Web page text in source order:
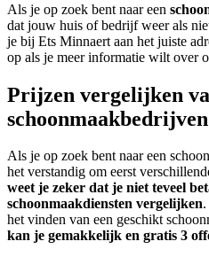
Als je op zoek bent naar een
dat jouw huis of bedrijf weer als
je bij Ets Minnaert aan het juiste
op als je meer informatie wilt over
Prijzen vergelijken
Als je op zoek bent naar een
het verstandig om eerst
weet je zeker dat je niet teveel
schoonmaakdiensten vergelijken
het vinden van een geschikt
kan je gemakkelijk en gratis 3